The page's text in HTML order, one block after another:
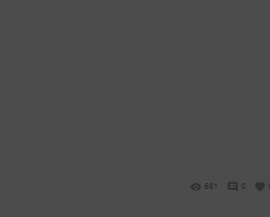
661 0